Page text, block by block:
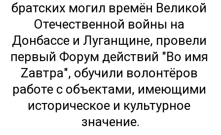
братских могил времён Великой
Отечественной войны на
Донбассе и Луганщине, провели
первый Форум действий "Во имя
Zавтра", обучили волонтёров
работе с объектами, имеющими
историческое и культурное
значение.